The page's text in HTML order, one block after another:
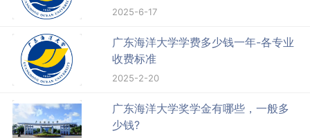
2025-6-17
广东海洋大学学费多少钱一年-各专业
收费标准
2025-2-20
广东海洋大学奖学金有哪些，一般多
少钱?